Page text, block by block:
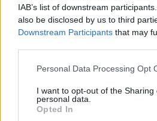
IAB’s list of downstream
also be disclosed by us to third
Downstream Participants that may
Please note that this website/app
not limited to your visit or usage
grant or deny consent to Google
use your data for below specified
Personal Data Processing Opt
I want to opt-out of the Sharing
personal data.
Opted In